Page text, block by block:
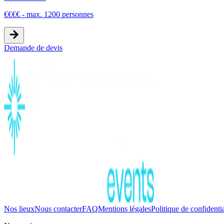
€€€€ - max. 1200 personnes
Demande de devis
Nos lieuxNous contacterFAQMentions légalesPolitique de